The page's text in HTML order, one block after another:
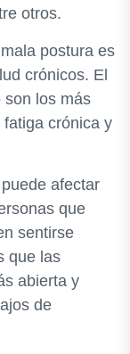
otros.
postura es
crónicos. El
son los más
crónica y
afectar
que
sentirse
que las
abierta y
de